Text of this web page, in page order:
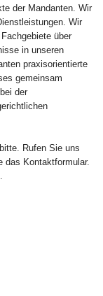
der Mandanten. Wir
Wir
über
in unseren
praxisorientierte
gemeinsam
der
Rufen Sie uns
das Kontaktformular.